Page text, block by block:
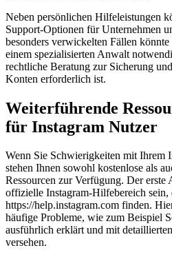
Neben persönlichen Hilfeleistungen
Support-Optionen für Unternehmen
besonders verwickelten Fällen
einem spezialisierten Anwalt
rechtliche Beratung zur Sicherung
Konten erforderlich ist.
Weiterführende
für Instagram Nutzer
Wenn Sie Schwierigkeiten mit Ihrem
stehen Ihnen sowohl kostenlose als
Ressourcen zur Verfügung. Der erste
offizielle Instagram-Hilfebereich sein,
https://help.instagram.com finden.
häufige Probleme, wie zum Beispiel
ausführlich erklärt und mit
versehen.